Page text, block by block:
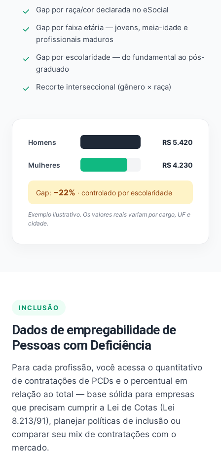
Gap por raça/cor declarada no eSocial
Gap por faixa etária — jovens, meia-idade e
profissionais maduros
Gap por escolaridade — do fundamental ao pós-
graduado
Recorte interseccional (gênero × raça)
Homens R$ 5.420
Mulheres R$ 4.230
Gap: −22% · controlado por escolaridade
Exemplo ilustrativo. Os valores reais variam por cargo, UF e
cidade.
INCLUSÃO
Dados de empregabilidade de
Pessoas com Deficiência
Para cada profissão, você acessa o quantitativo
de contratações de PCDs e o percentual em
relação ao total — base sólida para empresas
que precisam cumprir a Lei de Cotas (Lei
8.213/91), planejar políticas de inclusão ou
comparar seu mix de contratações com o
mercado.